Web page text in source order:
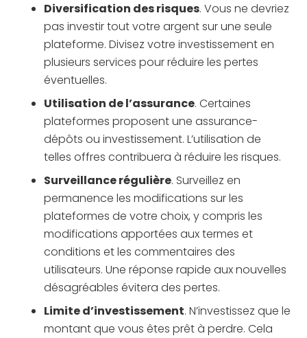
Diversification des risques. Vous ne devriez
pas investir tout votre argent sur une seule
plateforme. Divisez votre investissement en
plusieurs services pour réduire les pertes
éventuelles.
Utilisation de l’assurance. Certaines
plateformes proposent une assurance-
dépôts ou investissement. L’utilisation de
telles offres contribuera à réduire les risques.
Surveillance régulière. Surveillez en
permanence les modifications sur les
plateformes de votre choix, y compris les
modifications apportées aux termes et
conditions et les commentaires des
utilisateurs. Une réponse rapide aux nouvelles
désagréables évitera des pertes.
Limite d’investissement. N’investissez que le
montant que vous êtes prêt à perdre. Cela